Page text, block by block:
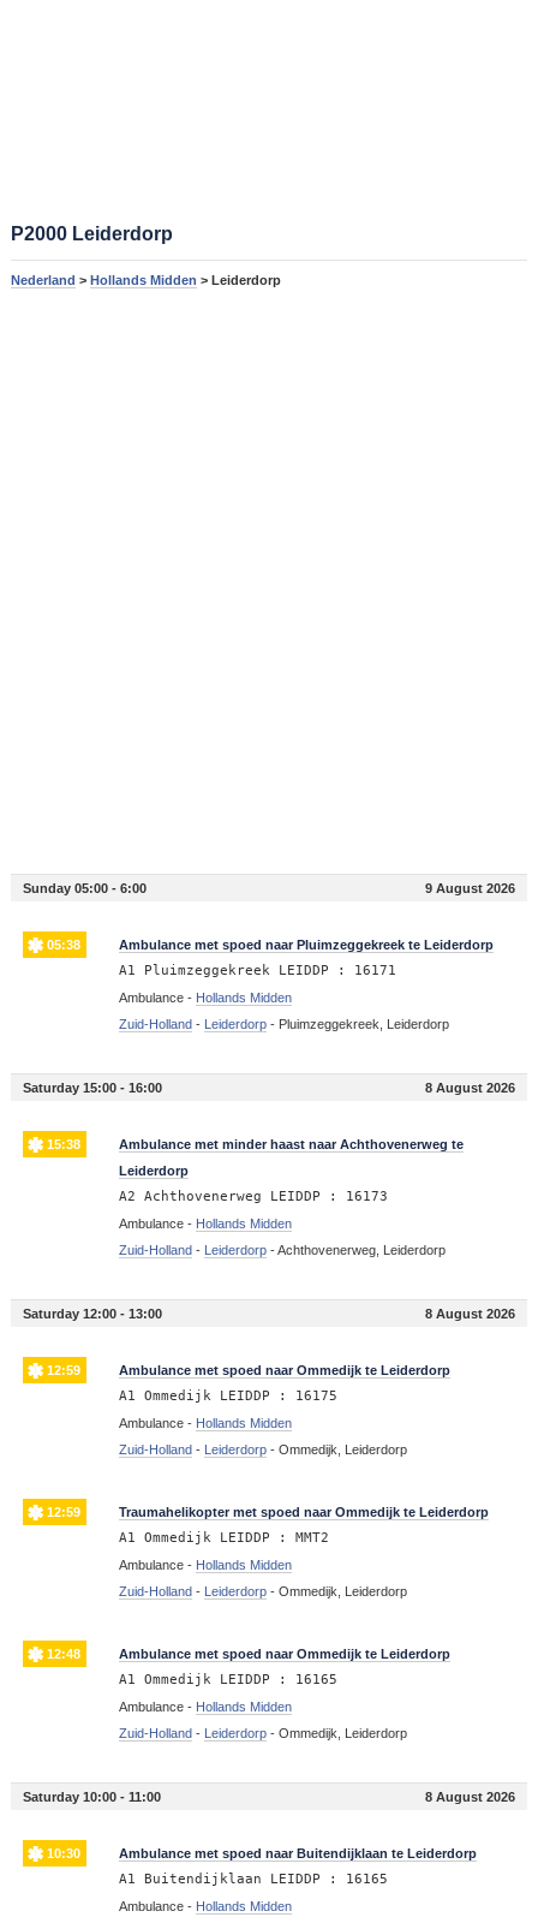
P2000 Leiderdorp
Nederland > Hollands Midden > Leiderdorp
Sunday 05:00 - 6:00 9 August 2026
05:38 Ambulance met spoed naar Pluimzeggekreek te Leiderdorp
A1 Pluimzeggekreek LEIDDP : 16171
Ambulance - Hollands Midden
Zuid-Holland- Leiderdorp- Pluimzeggekreek, Leiderdorp
Saturday 15:00 - 16:00 8 August 2026
15:38
Ambulance met minder haast naar Achthovenerweg te
Leiderdorp
A2 Achthovenerweg LEIDDP : 16173
Ambulance - Hollands Midden
Zuid-Holland- Leiderdorp-Achthovenerweg, Leiderdorp
Saturday 12:00 - 13:00 8 August 2026
12:59 Ambulance met spoed naar Ommedijk te Leiderdorp
A1 Ommedijk LEIDDP : 16175
Ambulance - Hollands Midden
Zuid-Holland- Leiderdorp- Ommedijk, Leiderdorp
12:59 Traumahelikopter met spoed naar Ommedijk te Leiderdorp
A1 Ommedijk LEIDDP : MMT2
Ambulance - Hollands Midden
Zuid-Holland- Leiderdorp- Ommedijk, Leiderdorp
12:48 Ambulance met spoed naar Ommedijk te Leiderdorp
A1 Ommedijk LEIDDP : 16165
Ambulance - Hollands Midden
Zuid-Holland- Leiderdorp- Ommedijk, Leiderdorp
Saturday 10:00 - 11:00 8 August 2026
10:30 Ambulance met spoed naar Buitendijklaan te Leiderdorp
A1 Buitendijklaan LEIDDP : 16165
Ambulance - Hollands Midden